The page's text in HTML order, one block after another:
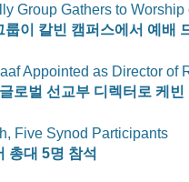
Group Gathers to
룹이 칼빈 캠퍼스에서 예배
Appointed as Director of
글로벌 선교부 디렉터로 케빈
Five Synod Participants
총대 5명 참석